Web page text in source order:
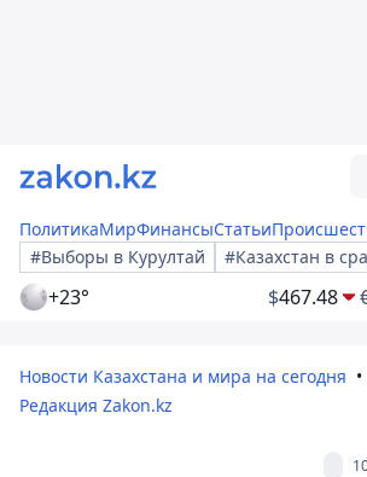
ПолитикаМирФинансыСтатьи
#Выборы в Курултай
#Казахстан в
+23° $467.48
Новости Казахстана и мира на сегодня
Редакция Zakon.kz